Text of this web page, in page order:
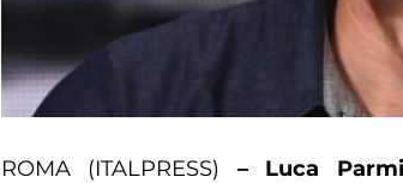
ROMA (ITALPRESS) – Luca